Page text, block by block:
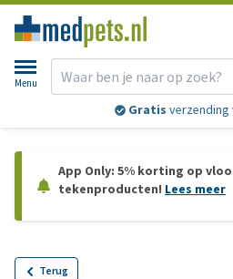
Menu
Gratis verzending
App Only: 5% korting op
tekenproducten! Lees meer
Terug